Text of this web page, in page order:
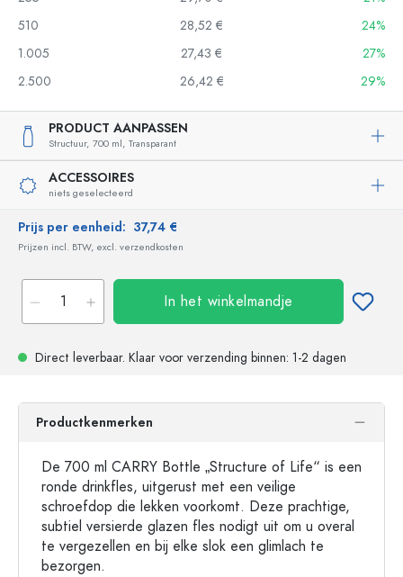
510
28,52 €
24%
1.005
27,43 €
27%
2.500
26,42 € 29%
PRODUCT AANPASSEN
Structuur, 700 ml, Transparant
ACCESSOIRES
niets geselecteerd
Prijs per eenheid: 37,74 €
Prijzen incl. BTW, excl. verzendkosten
In het winkelmandje
Direct leverbaar. Klaar voor verzending binnen: 1-2 dagen
Productkenmerken
De 700 ml CARRY Bottle „Structure of Life“ is een
ronde drinkfles, uitgerust met een veilige
schroefdop die lekken voorkomt. Deze prachtige,
subtiel versierde glazen fles nodigt uit om u overal
te vergezellen en bij elke slok een glimlach te
bezorgen.